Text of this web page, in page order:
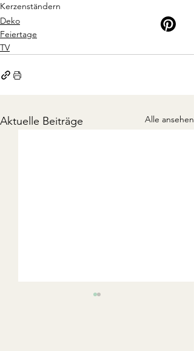
Kerzenständern
Deko
Feiertage
TV
Aktuelle Beiträge Alle ansehen